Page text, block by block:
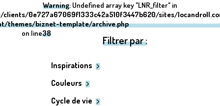
Warning: Undefined array key "LNR_filter" in
clients/0e727a67069f1333c42a510f3447b620/sites/
themes/biznet-template/archive.php
on line38
Filtrer par :
Inspirations
Couleurs
Cycle de vie